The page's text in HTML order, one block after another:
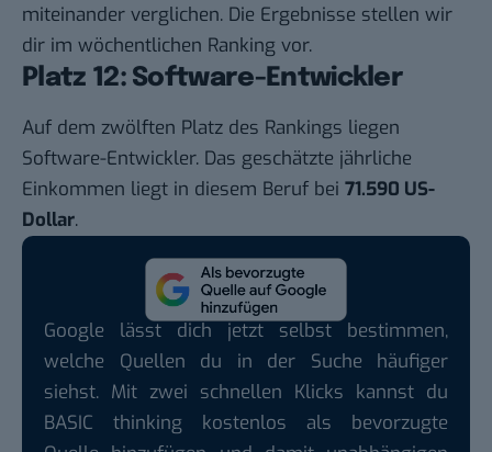
miteinander verglichen. Die Ergebnisse stellen wir
dir im wöchentlichen Ranking vor.
Platz 12: Software-Entwickler
Auf dem zwölften Platz des Rankings liegen
Software-Entwickler. Das geschätzte jährliche
Einkommen liegt in diesem Beruf bei 71.590 US-
Dollar.
Google lässt dich jetzt selbst bestimmen,
welche Quellen du in der Suche häufiger
siehst. Mit zwei schnellen Klicks kannst du
BASIC thinking kostenlos als bevorzugte